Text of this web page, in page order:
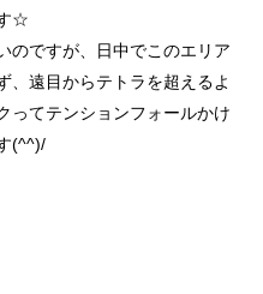
☆
のですが、日中でこのエリア
、遠目からテトラを超えるよ
ってテンションフォールかけ
(^^)/